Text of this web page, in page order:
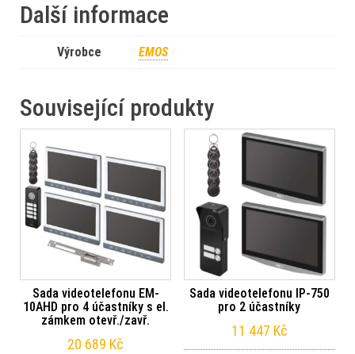
Další informace
Výrobce EMOS
Související produkty
Sada videotelefonu EM-
10AHD pro 4 účastníky s el.
zámkem otevř./zavř.
20 689 Kč
Sada videotelefonu IP-750
pro 2 účastníky
11 447 Kč